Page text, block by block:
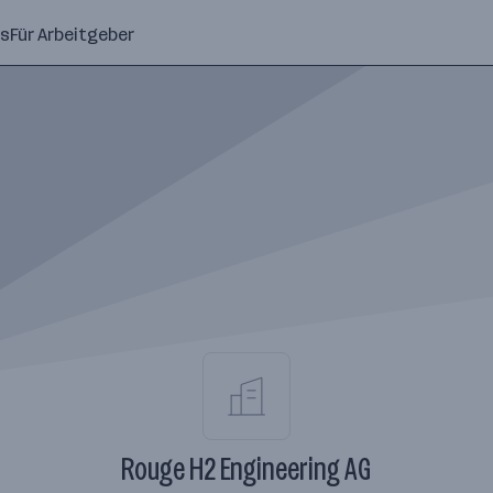
Für Arbeitgeber
Rouge H2 Engineering AG